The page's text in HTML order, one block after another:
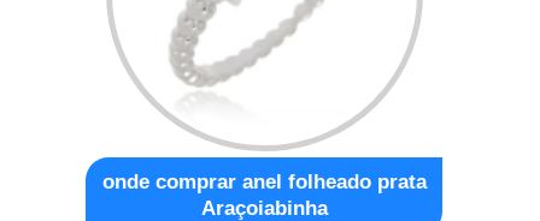
onde comprar anel folheado prata
Araçoiabinha